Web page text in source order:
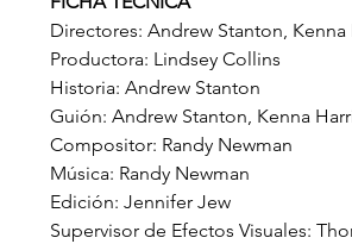
Directores: Andrew Stanton, Kenna
Productora: Lindsey Collins
Historia: Andrew Stanton
Guión: Andrew Stanton, Kenna
Compositor: Randy Newman
Música: Randy Newman
Edición: Jennifer Jew
Supervisor de Efectos Visuales: